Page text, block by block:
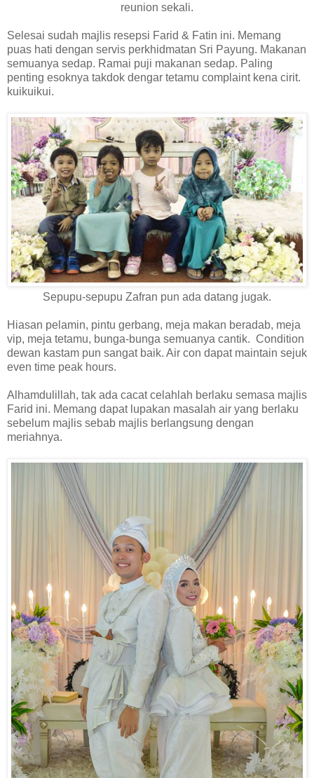
reunion sekali.
Selesai sudah majlis resepsi Farid & Fatin ini. Memang
puas hati dengan servis perkhidmatan Sri Payung. Makanan
semuanya sedap. Ramai puji makanan sedap. Paling
penting esoknya takdok dengar tetamu complaint kena cirit.
kuikuikui.
Sepupu-sepupu Zafran pun ada datang jugak.
Hiasan pelamin, pintu gerbang, meja makan beradab, meja
vip, meja tetamu, bunga-bunga semuanya cantik. Condition
dewan kastam pun sangat baik. Air con dapat maintain sejuk
even time peak hours.
Alhamdulillah, tak ada cacat celahlah berlaku semasa majlis
Farid ini. Memang dapat lupakan masalah air yang berlaku
sebelum majlis sebab majlis berlangsung dengan
meriahnya.